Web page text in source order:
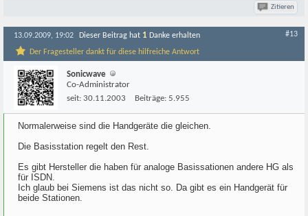
Zitieren
13.09.2009, 19:02 Dieser Beitrag hat 1 Danke erhalten
Der Fragesteller dankt für diese hilfreiche Antwort
#13
Sonicwave
Co-Administrator
seit: 30.11.2003 Beiträge: 5.955
Normalerweise sind die Handgeräte die gleichen.
Die Basisstation regelt den Rest.
Es gibt Hersteller die haben für analoge Basissationen andere HG als
für ISDN.
Ich glaub bei Siemens ist das nicht so. Da gibt es ein Handgerät für
beide Stationen.